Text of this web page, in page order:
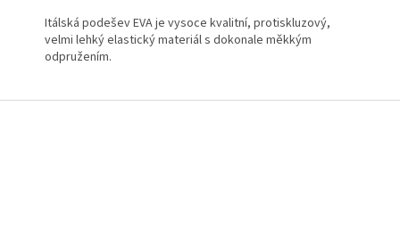
Itálská podešev EVA je vysoce kvalitní, protiskluzový,
velmi lehký elastický materiál s dokonale měkkým
odpružením.